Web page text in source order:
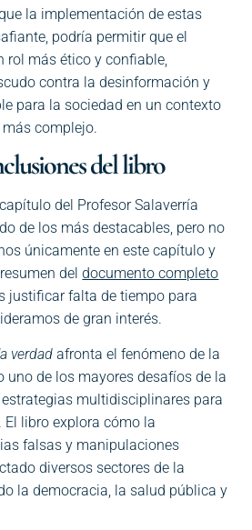
la implementación de estas
podría permitir que el
rol más ético y confiable,
contra la desinformación y
para la sociedad en un contexto
complejo.
del libro
del Profesor Salaverría
de los más destacables, pero no
únicamente en este capítulo y
deldocumento completo
justificar falta de tiempo para
de gran interés.
verdad afronta el fenómeno de la
uno de los mayores desafíos de la
multidisciplinares para
libro explora cómo la
falsas y manipulaciones
diversos sectores de la
la democracia, la salud pública y